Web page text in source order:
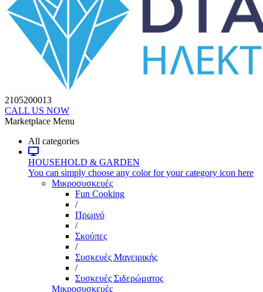
2105200013
CALL US NOW
Marketplace Menu
All categories
HOUSEHOLD & GARDEN
You can simply choose any color for your category icon here
Μικροσυσκευές
Fun Cooking
/
Πρωινό
/
Σκούπες
/
Συσκευές Μαγειρικής
/
Συσκευές Σιδερώματος
Μικροσυσκευές